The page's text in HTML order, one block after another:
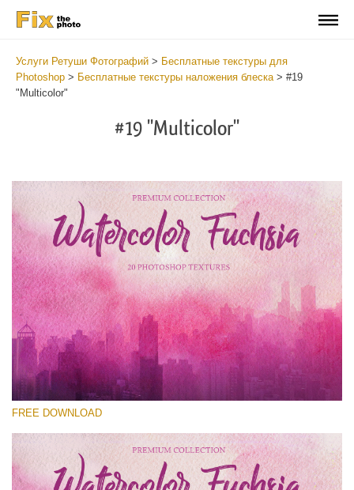
Услуги Ретуши Фотографий > Бесплатные текстуры для
Photoshop > Бесплатные текстуры наложения блеска> #19
"Multicolor"
#19 "Multicolor"
Выберите Вариант
Small 800*533px
Watercolor Fuchsia
FREE DOWNLOAD